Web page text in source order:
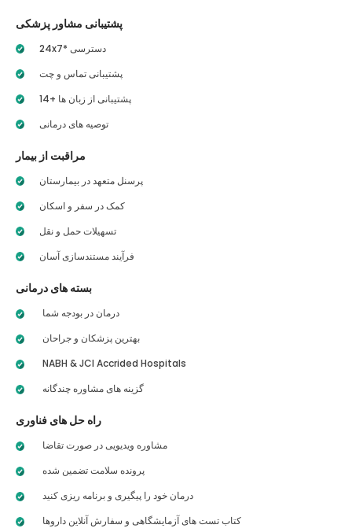
پشتیبانی مشاور پزشکی
24x7* دسترسی
پشتیبانی تماس و چت
14+ پشتیبانی از زبان ها
توصیه های درمانی
مراقبت از بیمار
پرسنل متعهد در بیمارستان
کمک در سفر و اسکان
تسهیلات حمل و نقل
فرآیند مستندسازی آسان
بسته های درمانی
درمان در بودجه شما
بهترین پزشکان و جراحان
NABH & JCI Accrided Hospitals
گزینه های مشاوره چندگانه
راه حل های فناوری
مشاوره ویدیویی در صورت تقاضا
پرونده سلامت تضمین شده
درمان خود را پیگیری و برنامه ریزی کنید
کتاب تست های آزمایشگاهی و سفارش آنلاین داروها